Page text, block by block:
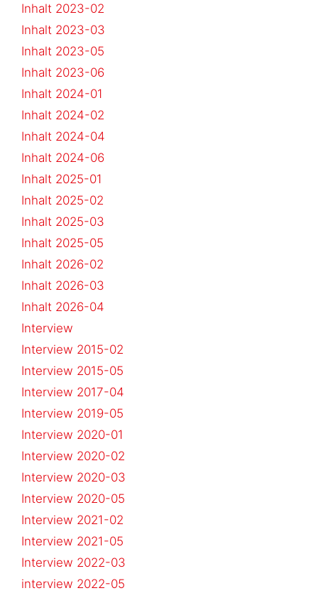
Inhalt 2023-02
Inhalt 2023-03
Inhalt 2023-05
Inhalt 2023-06
Inhalt 2024-01
Inhalt 2024-02
Inhalt 2024-04
Inhalt 2024-06
Inhalt 2025-01
Inhalt 2025-02
Inhalt 2025-03
Inhalt 2025-05
Inhalt 2026-02
Inhalt 2026-03
Inhalt 2026-04
Interview
Interview 2015-02
Interview 2015-05
Interview 2017-04
Interview 2019-05
Interview 2020-01
Interview 2020-02
Interview 2020-03
Interview 2020-05
Interview 2021-02
Interview 2021-05
Interview 2022-03
interview 2022-05